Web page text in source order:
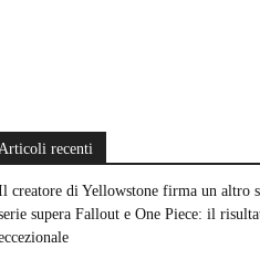
recenti
creatore di Yellowstone firma un altro
supera Fallout e One Piece: il